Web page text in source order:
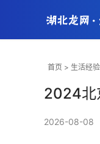
首页 > 生活经验
2024北
2026-08-08